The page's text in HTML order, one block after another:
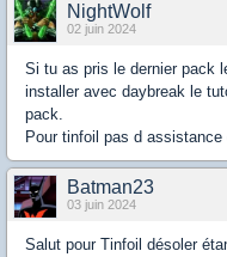
NightWolf
02 juin 2024
Si tu as pris le dernier pack
installer avec daybreak le
pack.
Pour tinfoil pas d assistance
Batman23
03 juin 2024
Salut pour Tinfoil désoler